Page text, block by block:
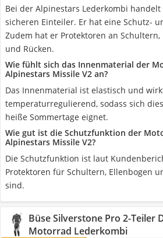
Bei der Alpinestars Lederkombi
sicheren Einteiler. Er hat eine Schutz-
Zudem hat er Protektoren an Schultern,
und Rücken.
Wie fühlt sich das Innenmaterial der
Alpinestars Missile V2 an?
Das Innenmaterial ist elastisch und
temperaturregulierend, sodass sich
heiße Sommertage eignet.
Wie gut ist die Schutzfunktion der
Alpinestars Missile V2?
Die Schutzfunktion ist laut
Protektoren für Schultern, Ellenbogen
sind.
Büse Silverstone Pro 2-Teiler
Motorrad Lederkombi